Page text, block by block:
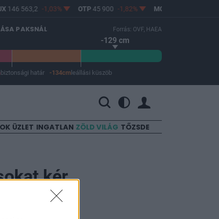
146 563,2 -1,03% OTP 45 900 -1,82% MOL
PAKSNÁL Forrás: OVF, HAEA
-129 cm
biztonsági határ -134cm leállási küszöb
ÜZLET INGATLAN ZÖLD VILÁG TŐZSDE
kér